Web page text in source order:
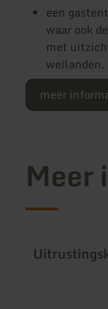
een
waar ook
met
weilanden.
meer
Meer